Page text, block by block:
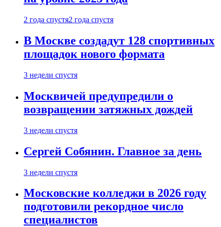
2 года спустя2 года спустя
В Москве создадут 128 спортивных
площадок нового формата
3 недели спустя
Москвичей предупредили о
возвращении затяжных дождей
3 недели спустя
Сергей Собянин. Главное за день
3 недели спустя
Московские колледжи в 2026 году
подготовили рекордное число
специалистов